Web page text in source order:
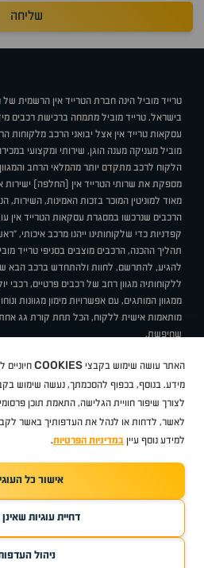
שליחה
טרייד מוביל הינה חברת הטרייד אין הרשמית של
בישראל. טרייד מוביל מתמחה ברכישת רכבים
עסקאות טרייד אין אצל יבואני הרכב מלקוחות
מוביל מעניקה מענה הוגן, שירותי ומקצועי
הלקוח לרכב מתקדם יותר מהמלאי הרחב
מספקת את שרותי הטרייד אין (החלפה) ישירות
מאוד למוניטין המוכר בזכות האמינות, השירות,
הרכבים שנרכשו במסגרת עסקאות הטרייד אין
קפדניות כדי שלקוחותינו ייהנו מרכב איכותי,
תהליך ההכנה, הרכבים מוצבים בסניפי טרייד
להגיע, להתרשם, לחוות ולהתחדש ברכב הבא
ללקוחותיה מגוון רחב של רכבים פרטיים, רכבי
ממגוון המותגים, עם אפשרויות מימון מגוונות
מותאמות אישית ללקוח, הכל תחת קורת גג אחת.
שחיפשת.
תקנוןBUY BACKמבצעיםמגזין טרייד מוביל
ניהול העדפות עוגיות
סיטרואן אופלפיג'וMG
Geelyמזדהבי ווי דיצ'רי
ב מ וולקסוסאאודיסקודהיונדאירנושברולט
instagram
ריגו מרקטינג -
כל הזכויות שמורות
האתר עושה שימוש בקבצי COOKIES
מידע. בנוסף, בכפוף להסכמתך, נעשה שימוש
לצורך שיפור חוויית הגלישה, התאמת תוכן
לאשר, לדחות או לנהל את העדפותיך באשר
למידע נוסף עיין במדיניות הפרטיות.
אישור כל
דחיית עוגיות שאינן
ניהול